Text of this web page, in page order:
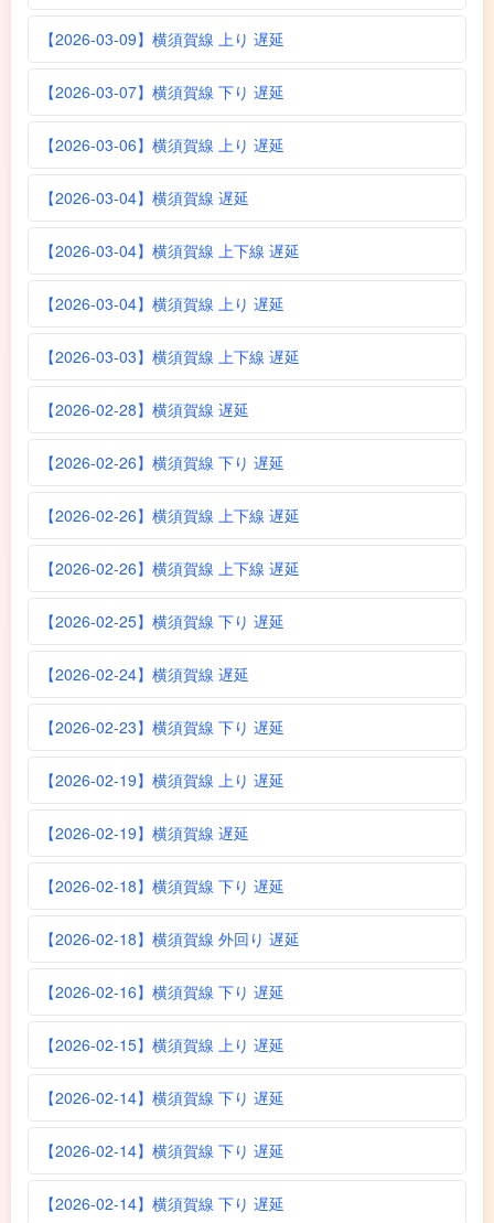
【2026-03-09】横須賀線 上り 遅延
【2026-03-07】横須賀線 下り 遅延
【2026-03-06】横須賀線 上り 遅延
【2026-03-04】横須賀線 遅延
【2026-03-04】横須賀線 上下線 遅延
【2026-03-04】横須賀線 上り 遅延
【2026-03-03】横須賀線 上下線 遅延
【2026-02-28】横須賀線 遅延
【2026-02-26】横須賀線 下り 遅延
【2026-02-26】横須賀線 上下線 遅延
【2026-02-26】横須賀線 上下線 遅延
【2026-02-25】横須賀線 下り 遅延
【2026-02-24】横須賀線 遅延
【2026-02-23】横須賀線 下り 遅延
【2026-02-19】横須賀線 上り 遅延
【2026-02-19】横須賀線 遅延
【2026-02-18】横須賀線 下り 遅延
【2026-02-18】横須賀線 外回り 遅延
【2026-02-16】横須賀線 下り 遅延
【2026-02-15】横須賀線 上り 遅延
【2026-02-14】横須賀線 下り 遅延
【2026-02-14】横須賀線 下り 遅延
【2026-02-14】横須賀線 下り 遅延